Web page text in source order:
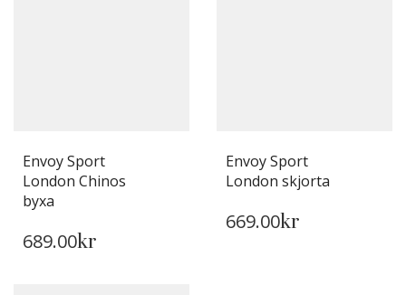
Envoy Sport
London Chinos
byxa
HÄR
689.00kr
Envoy Sport
London skjorta
HÄR
669.00kr